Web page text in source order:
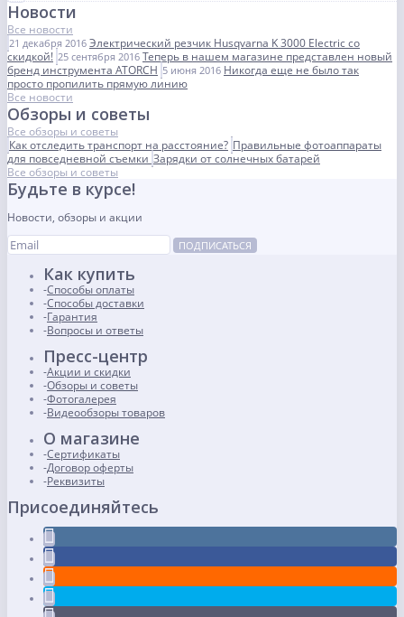
Новости
Все новости
21 декабря 2016 Электрический резчик Husqvarna K 3000 Electric со
скидкой! 25 сентября 2016 Теперь в нашем магазине представлен новый
бренд инструмента ATORCH 5 июня 2016 Никогда еще не было так
просто пропилить прямую линию
Все новости
Обзоры и советы
Все обзоры и советы
Как отследить транспорт на расстояние? Правильные фотоаппараты
для повседневной съемки Зарядки от солнечных батарей
Все обзоры и советы
Будьте в курсе!
Новости, обзоры и акции
ПОДПИСАТЬСЯ
Как купить
Способы оплаты
Способы доставки
Гарантия
Вопросы и ответы
Пресс-центр
Акции и скидки
Обзоры и советы
Фотогалерея
Видеообзоры товаров
О магазине
Сертификаты
Договор оферты
Реквизиты
Присоединяйтесь